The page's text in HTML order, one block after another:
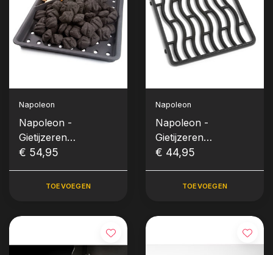
Napoleon
Napoleon -
Gietijzeren
houtskoolinzetbak
€ 54,95
TOEVOEGEN
Napoleon
Napoleon -
Gietijzeren
zijbranderrooster
€ 44,95
TOEVOEGEN